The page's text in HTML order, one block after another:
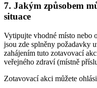
7. Jakým způsobem
situace
Vytipujte vhodné místo nebo
jsou zde splněny požadavky
zahájením tuto zotavovací
veřejného zdraví (místně
Zotavovací akci můžete